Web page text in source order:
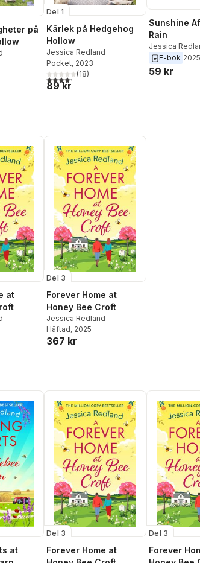
på
Totalt antal röster:
Del 1
Kärlek på Hedgehog
Hollow
Jessica Redland
Pocket, 2023
4,2utav 5 stjärnor. Totalt antal röster:
(18)
89 kr
Sunshine
Rain
Jessica
E-bok 2025
59 kr
at
Del 3
Forever Home at
Honey Bee Croft
Jessica Redland
Häftad, 2025
367 kr
at
Del 3
Forever Home at
Del 3
Forever